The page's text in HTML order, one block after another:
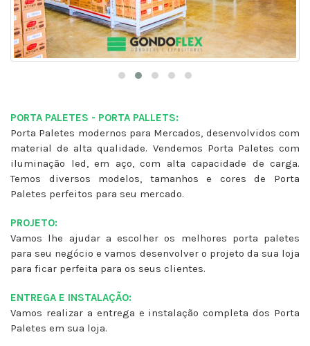
PORTA PALETES - PORTA PALLETS:
Porta Paletes modernos para Mercados, desenvolvidos com
material de alta qualidade. Vendemos Porta Paletes com
iluminação led, em aço, com alta capacidade de carga.
Temos diversos modelos, tamanhos e cores de Porta
Paletes perfeitos para seu mercado.
PROJETO:
Vamos lhe ajudar a escolher os melhores porta paletes
para seu negócio e vamos desenvolver o projeto da sua loja
para ficar perfeita para os seus clientes.
ENTREGA E INSTALAÇÃO:
Vamos realizar a entrega e instalação completa dos Porta
Paletes em sua loja.